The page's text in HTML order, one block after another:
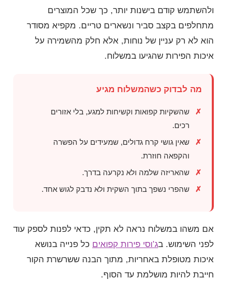
ולהשתמש קודם בישנות יותר, כך שכל המוצרים
מתחלפים בקצב סביר ונשארים טריים. מקפיא מסודר
הוא לא רק עניין של נוחות, אלא חלק מהשמירה על
איכות הפירות שהגיעו במשלוח.
מה לבדוק כשהמשלוח מגיע
שהשקיות קפואות וקשיחות למגע, בלי אזורים
רכים.
שאין גושי קרח גדולים, שמעידים על הפשרה
והקפאה חוזרת.
שהאריזה שלמה ולא נקרעה בדרך.
שהפרי נשפך בתוך השקית ולא נדבק לגוש אחד.
אם משהו במשלוח נראה לא תקין, כדאי לפנות לספק עוד
לפני השימוש. בג’וסי פירות קפואים כל פנייה בנושא
איכות מטופלת באחריות, מתוך הבנה ששרשרת הקור
חייבת להיות מושלמת עד הסוף.